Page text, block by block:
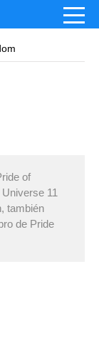
of
11
también
de Pride